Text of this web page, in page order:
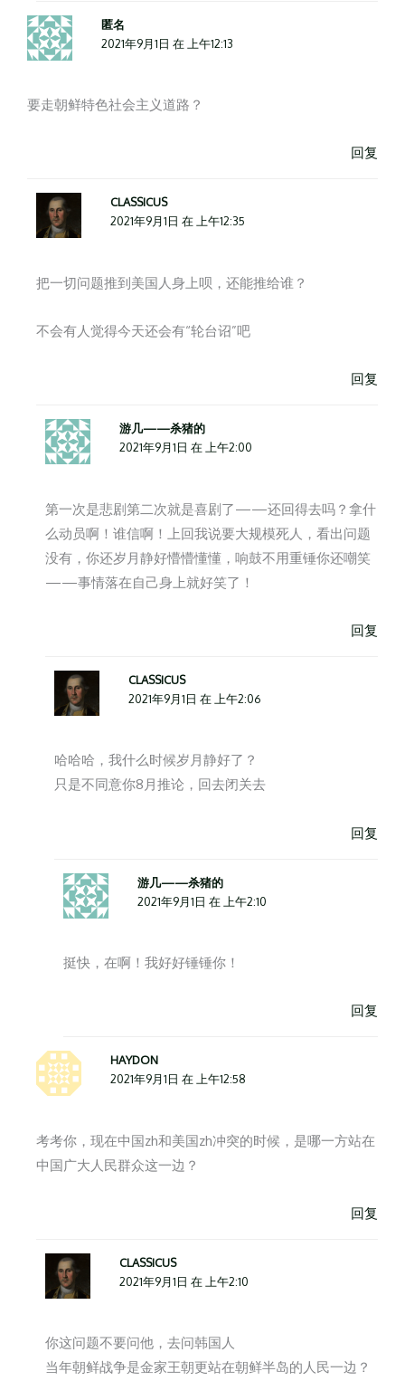
匿名
2021年9月1日 在 上午12:13
要走朝鲜特色社会主义道路？
回复
CLASSICUS
2021年9月1日 在 上午12:35
把一切问题推到美国人身上呗，还能推给谁？
不会有人觉得今天还会有“轮台诏”吧
回复
游几——杀猪的
2021年9月1日 在 上午2:00
第一次是悲剧第二次就是喜剧了——还回得去吗？拿什
么动员啊！谁信啊！上回我说要大规模死人，看出问题
没有，你还岁月静好懵懵懂懂，响鼓不用重锤你还嘲笑
——事情落在自己身上就好笑了！
回复
CLASSICUS
2021年9月1日 在 上午2:06
哈哈哈，我什么时候岁月静好了？
只是不同意你8月推论，回去闭关去
回复
游几——杀猪的
2021年9月1日 在 上午2:10
挺快，在啊！我好好锤锤你！
回复
HAYDON
2021年9月1日 在 上午12:58
考考你，现在中国zh和美国zh冲突的时候，是哪一方站在
中国广大人民群众这一边？
回复
CLASSICUS
2021年9月1日 在 上午2:10
你这问题不要问他，去问韩国人
当年朝鲜战争是金家王朝更站在朝鲜半岛的人民一边？